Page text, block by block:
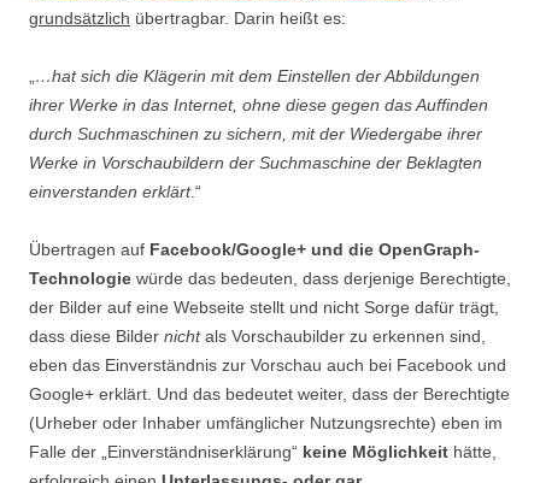
grundsätzlich übertragbar. Darin heißt es:
…hat sich die Klägerin mit dem Einstellen der Abbildungen
ihrer Werke in das Internet, ohne diese gegen das Auffinden
durch Suchmaschinen zu sichern, mit der Wiedergabe ihrer
Werke in Vorschaubildern der Suchmaschine der Beklagten
einverstanden erklärt.“
Übertragen auf Facebook/Google+ und die OpenGraph-
Technologie würde das bedeuten, dass derjenige Berechtigte,
der Bilder auf eine Webseite stellt und nicht Sorge dafür trägt,
dass diese Bilder nichtals Vorschaubilder zu erkennen sind,
eben das Einverständnis zur Vorschau auch bei Facebook und
Google+ erklärt. Und das bedeutet weiter, dass der Berechtigte
(Urheber oder Inhaber umfänglicher Nutzungsrechte) eben im
Falle der „Einverständniserklärung“ keine Möglichkeit hätte,